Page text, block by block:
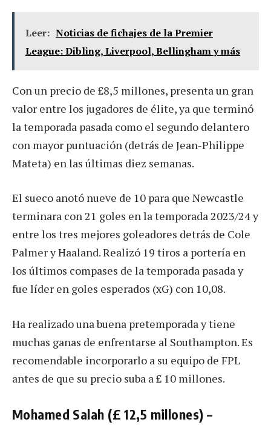
Leer: Noticias de fichajes de la Premier
League: Dibling, Liverpool, Bellingham y más
Con un precio de £8,5 millones, presenta un gran
valor entre los jugadores de élite, ya que terminó
la temporada pasada como el segundo delantero
con mayor puntuación (detrás de Jean-Philippe
Mateta) en las últimas diez semanas.
El sueco anotó nueve de 10 para que Newcastle
terminara con 21 goles en la temporada 2023/24 y
entre los tres mejores goleadores detrás de Cole
Palmer y Haaland. Realizó 19 tiros a portería en
los últimos compases de la temporada pasada y
fue líder en goles esperados (xG) con 10,08.
Ha realizado una buena pretemporada y tiene
muchas ganas de enfrentarse al Southampton. Es
recomendable incorporarlo a su equipo de FPL
antes de que su precio suba a £ 10 millones.
Mohamed Salah (£ 12,5 millones) –